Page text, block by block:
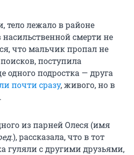
лежало в районе
насильственной смерти не
что мальчик пропал не
поступила
одного подростка — друга
почти сразу, живого, но в
из парней Олеся (имя
), рассказала, что в тот
гуляли с другими друзьями,